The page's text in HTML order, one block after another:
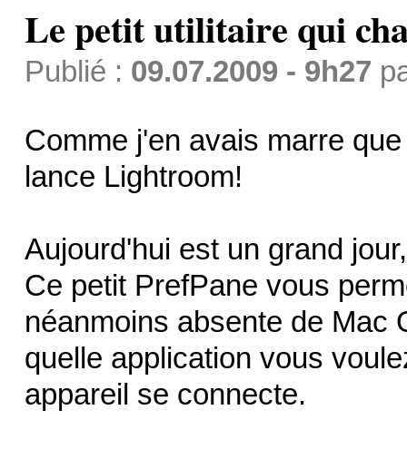
Le petit utilitaire qui
Publié : 09.07.2009 - 9h27
Comme j'en avais marre
lance Lightroom!
Aujourd'hui est un grand
Ce petit PrefPane vous
néanmoins absente de Mac
quelle application vous
appareil se connecte.